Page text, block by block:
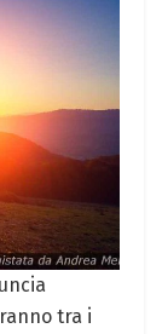
tra i